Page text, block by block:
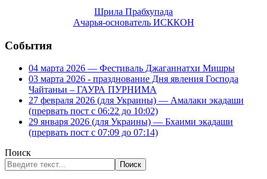
Шрила Прабхупада
Ачарья-основатель ИСККОН
События
04 марта 2026 — Фестиваль Джаганнатхи Мишры
03 марта 2026 - празднование Дня явления Господа
Чайтаньи – ГАУРА ПУРНИМА
27 февраля 2026 (для Украины) — Амалаки экадаши
(прервать пост с 06:22 до 10:02)
29 января 2026 (для Украины) — Бхаими экадаши
(прервать пост с 07:09 до 07:14)
Поиск
Поиск